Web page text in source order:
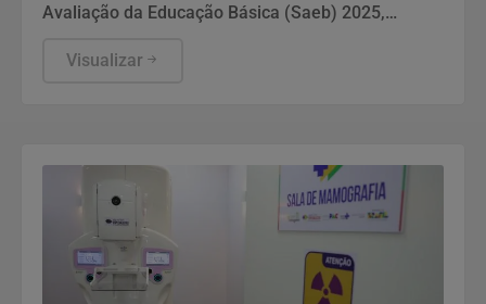
Avaliação da Educação Básica (Saeb) 2025,
Educação (MEC), em Brasília, mostram que, apesar
Visualizar